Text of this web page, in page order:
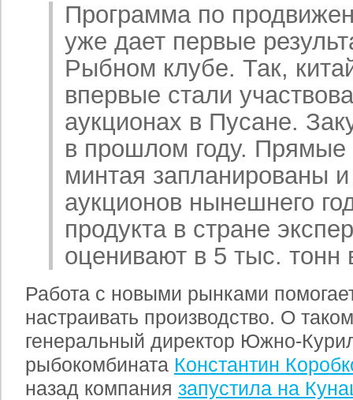
Программа по
уже дает первые
Рыбном клубе. Так,
впервые стали
аукционах в Пусане.
в прошлом году. Прямые
минтая запланированы
аукционов нынешнего
продукта в стране
оценивают в 5 тыс. тонн
Работа с новыми рынками
настраивать производство. О
генеральный директор Южно-
рыбокомбината Константин
назад компания запустила на